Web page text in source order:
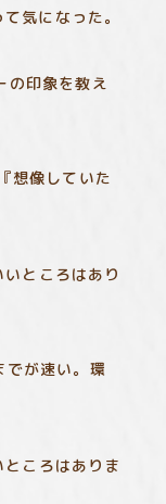
気になった。
の印象を教え
想像していた
ところはあり
でが速い。環
ころはありま